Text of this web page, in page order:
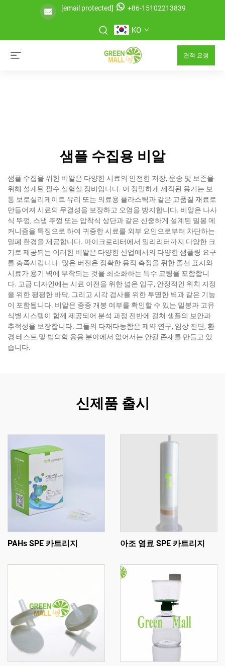
[email protected] +86-15102213839
KO
견적 요청
샘플 수집용 비알
샘플 수집을 위한 비알은 다양한 시료의 안전한 저장, 운송 및 보존을
위해 설계된 필수 실험실 장비입니다. 이 정밀하게 제작된 용기는 보
통 보로실리케이트 유리 또는 의료용 플라스틱과 같은 고품질 재료로
만들어져 시료의 무결성을 보장하고 오염을 방지합니다. 비알은 나사
식 뚜껑, 스냅 뚜껑 또는 압착식 상단과 같은 신중하게 설계된 밀봉 메
커니즘을 특징으로 하여 귀중한 시료를 외부 요인으로부터 차단하는
밀폐 환경을 제공합니다. 마이크로리터에서 밀리리터까지 다양한 크
기로 제공되는 이러한 비알은 다양한 산업에서의 다양한 샘플링 요구
를 충족시킵니다. 많은 버전은 정확한 용적 측정을 위한 졸선 표시와
시료가 용기 벽에 부착되는 것을 최소화하는 특수 코팅을 포함합니
다. 고급 디자인에는 시료 이전을 위한 넓은 입구, 안정적인 위치 지정
을 위한 평평한 바닥, 그리고 시각 검사를 위한 투명한 벽과 같은 기능
이 포함됩니다. 비알은 종종 개봉 여부를 확인할 수 있는 밀봉과 고유
식별 시스템이 함께 제공되어 분석 과정 전반에 걸쳐 샘플의 보안과
추적성을 보장합니다. 그들의 다재다능함은 제약 연구, 임상 진단, 환
경 테스트 및 법의학 응용 분야에서 없어서는 안될 존재를 만들고 있
습니다.
신제품 출시
PAHs SPE 카트리지 아조 염료 SPE 카트리지